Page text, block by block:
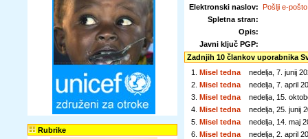
Rubrike
Elektronski naslov: Pošlji e-pošto
Spletna stran:
Opis:
Javni ključ PGP:
Zadnjih 10 člankov uporabnika
1. Misel tedna
nedelja, 7. junij
2. Misel tedna
nedelja, 7. april
3. Misel tedna
nedelja, 15.
4. Misel tedna
nedelja, 25. junij
5. Misel tedna
nedelja, 14. maj
6. Misel tedna
nedelja, 2. april